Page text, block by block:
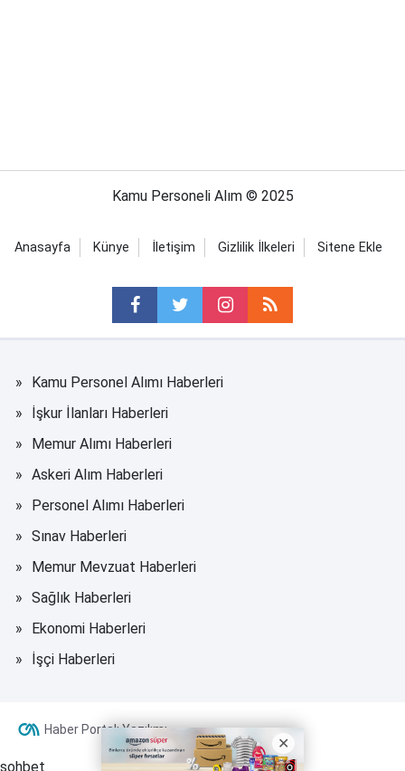
Kamu Personeli Alım © 2025
Anasayfa Künye İletişim Gizlilik İlkeleri Sitene Ekle
Kamu Personel Alımı Haberleri
İşkur İlanları Haberleri
Memur Alımı Haberleri
Askeri Alım Haberleri
Personel Alımı Haberleri
Sınav Haberleri
Memur Mevzuat Haberleri
Sağlık Haberleri
Ekonomi Haberleri
İşçi Haberleri
Haber Portalı Yazılımı
sohbet